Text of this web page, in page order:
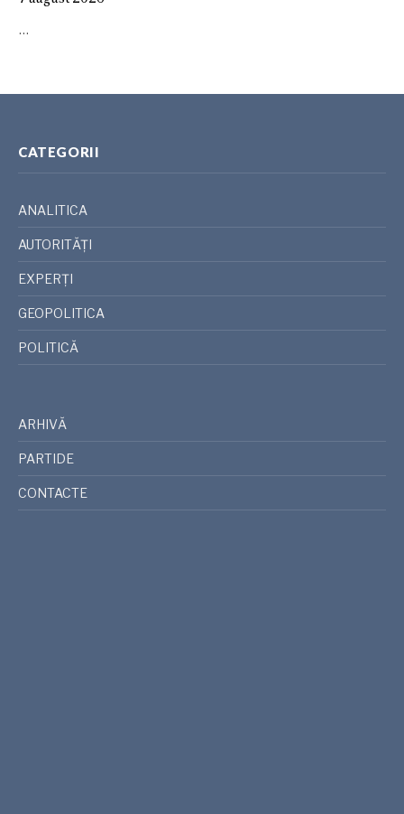
…
CATEGORII
ANALITICA
AUTORITĂȚI
EXPERȚI
GEOPOLITICA
POLITICĂ
ARHIVĂ
PARTIDE
CONTACTE